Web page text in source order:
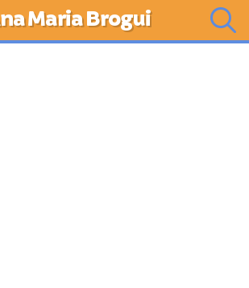
Maria Brogui